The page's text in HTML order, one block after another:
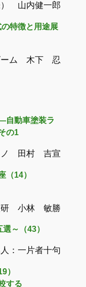
） 山内健一郎
特徴と用途展
ーム 木下 忍
動車塗装ラ
の1
ノ 田村 吉宣
（14）
研 小林 敏勝
～（43）
：一片者十句
）
する